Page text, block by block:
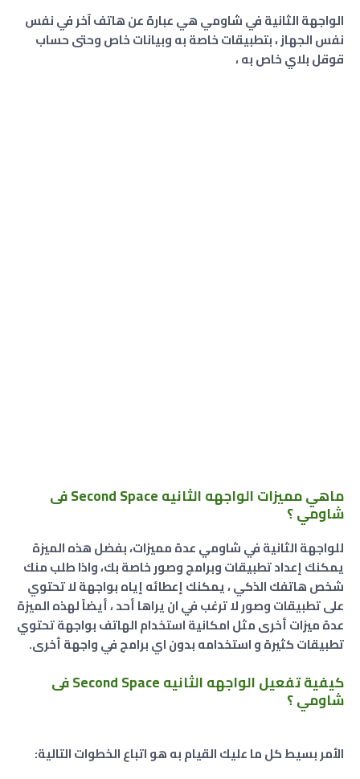
الواجهة الثانية في شاومي هي عبارة عن هاتف آخر في نفس
نفس الجهاز ، بتطبيقات خاصة به وبيانات خاص وحتى حساب
قوقل بلاي خاص به ،
ماهي مميزات الواجهه الثانيه Second Space فى
شاومي ؟
للواجهة الثانية في شاومي عدة مميزات، بفضل هذه الميزة
يمكنك إعداد تطبيقات وبرامج وصور خاصة بك، واذا طلب منك
شخص هاتفك الذكي ، يمكنك إعطائه إياه بواجهة لا تحتوي
على تطبيقات وصور لا ترغب في ان يراها أحد ، أيضاً لهذه الميزة
عدة ميزات أخرى مثل امكانية استخدام الهاتف بواجهة تحتوي
تطبيقات كثيرة و استخدامه بدون اي برامج في واجهة أخرى.
كيفية تفعيل الواجهه الثانيه Second Space فى
شاومي ؟
الأمر بسيط كل ما عليك القيام به هو اتباع الخطوات التالية: